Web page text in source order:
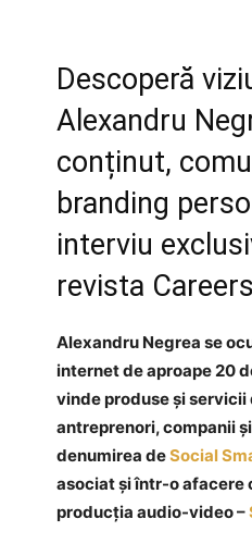
Descoperă
Alexandru
conținut,
branding
interviu
revista
Alexandru Negrea se
internet de aproape 20
vinde produse și
antreprenori, companii
denumirea deSocial
asociat și într-o afacere
producția audio-video –